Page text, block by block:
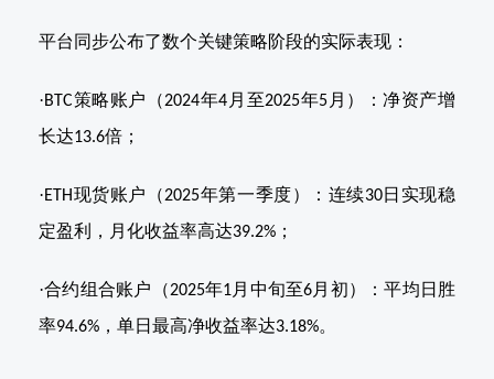
平台同步公布了数个关键策略阶段的实际表现：
·BTC策略账户（2024年4 月至2025年5 月）：净资产增
长达13.6倍；
·ETH现货账户（2025年第一季度）：连续30日实现稳
定盈利，月化收益率高达39.2% ；
·合约组合账户（2025年1月中旬至6月初）：平均日胜
率94.6% ，单日最高净收益率达3.18%。